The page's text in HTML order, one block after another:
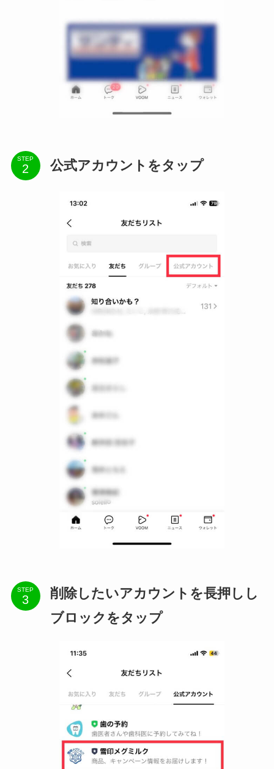
STEP 公式アカウントをタップ
STEP
削除したいアカウントを長押しし
ブロックをタップ